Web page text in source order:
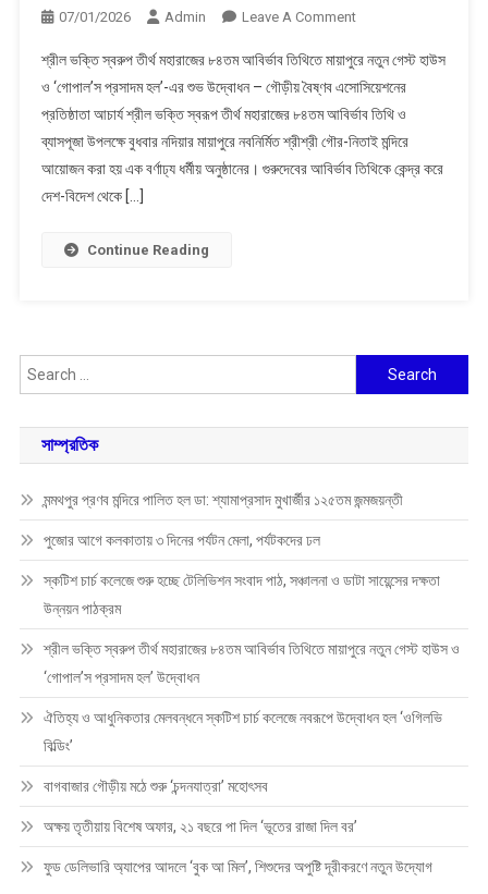
07/01/2026 Admin Leave A CommentOn
ভক্তি
স্বরুপ
তীর্থ
মহারাজের
৮৪তম
‘গোপাল’স
প্রসাদম
শ্রীল ভক্তি স্বরুপ তীর্থ মহারাজের ৮৪তম আবির্ভাব তিথিতে মায়াপুরে নতুন গেস্ট হাউস
ও ‘গোপাল’স প্রসাদম হল’-এর শুভ উদ্বোধন – গৌড়ীয় বৈষ্ণব এসোসিয়েশনের
প্রতিষ্ঠাতা আচার্য শ্রীল ভক্তি স্বরূপ তীর্থ মহারাজের ৮৪তম আবির্ভাব তিথি ও
ব্যাসপূজা উপলক্ষে বুধবার নদিয়ার মায়াপুরে নবনির্মিত শ্রীশ্রী গৌর-নিতাই মন্দিরে
আয়োজন করা হয় এক বর্ণাঢ্য ধর্মীয় অনুষ্ঠানের। গুরুদেবের আবির্ভাব তিথিকে কেন্দ্র করে
দেশ-বিদেশ থেকে […]
Continue Reading
Search
for:
সাম্প্রতিক
মন্মথপুর প্রণব মন্দিরে পালিত হল ডা: শ্যামাপ্রসাদ মুখার্জীর ১২৫তম জন্মজয়ন্তী
পুজোর আগে কলকাতায় ৩ দিনের পর্যটন মেলা, পর্যটকদের ঢল
স্কটিশ চার্চ কলেজে শুরু হচ্ছে টেলিভিশন সংবাদ পাঠ, সঞ্চালনা ও ডাটা সায়েন্সের দক্ষতা
উন্নয়ন পাঠক্রম
শ্রীল ভক্তি স্বরুপ তীর্থ মহারাজের ৮৪তম আবির্ভাব তিথিতে মায়াপুরে নতুন গেস্ট হাউস ও
‘গোপাল’স প্রসাদম হল’ উদ্বোধন
ঐতিহ্য ও আধুনিকতার মেলবন্ধনে স্কটিশ চার্চ কলেজে নবরূপে উদ্বোধন হল ‘ওগিলভি
বিল্ডিং’
বাগবাজার গৌড়ীয় মঠে শুরু ‘চন্দনযাত্রা’ মহোৎসব
অক্ষয় তৃতীয়ায় বিশেষ অফার, ২১ বছরে পা দিল ‘ভূতের রাজা দিল বর’
ফুড ডেলিভারি অ্যাপের আদলে ‘বুক আ মিল’, শিশুদের অপুষ্টি দূরীকরণে নতুন উদ্যোগ